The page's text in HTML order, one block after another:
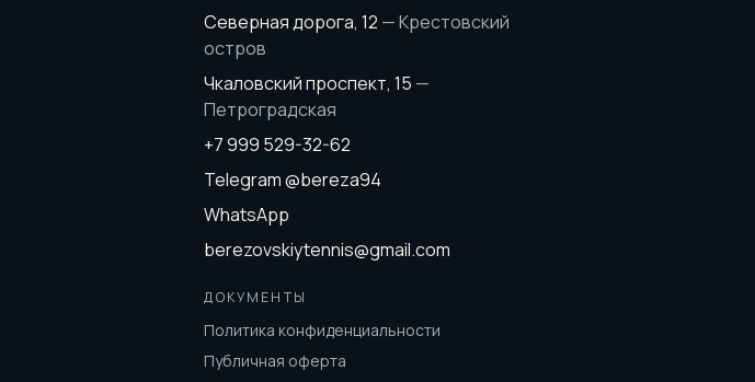
Северная дорога, 12 —Крестовский
остров
Чкаловский проспект, 15 —
Петроградская
+7 999 529-32-62
Telegram@bereza94
WhatsApp
berezovskiytennis@gmail.com
ДОКУМЕНТЫ
Политика конфиденциальности
Публичная оферта